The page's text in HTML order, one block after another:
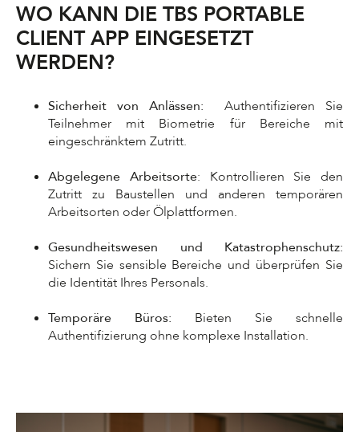
WO KANN DIE TBS PORTABLE
CLIENT APP EINGESETZT
WERDEN?
Sicherheit von Anlässen: Authentifizieren Sie
Teilnehmer mit Biometrie für Bereiche mit
eingeschränktem Zutritt.
Abgelegene Arbeitsorte: Kontrollieren Sie den
Zutritt zu Baustellen und anderen temporären
Arbeitsorten oder Ölplattformen.
Gesundheitswesen und Katastrophenschutz:
Sichern Sie sensible Bereiche und überprüfen Sie
die Identität Ihres Personals.
Temporäre Büros: Bieten Sie schnelle
Authentifizierung ohne komplexe Installation.